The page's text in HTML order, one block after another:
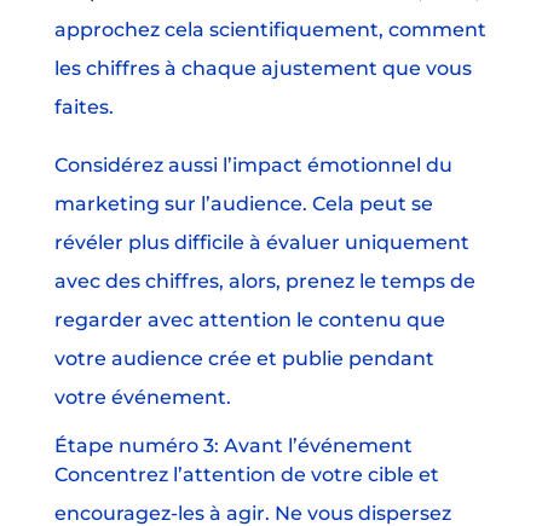
approchez cela scientifiquement, comment
les chiffres à chaque ajustement que vous
faites.
Considérez aussi l’impact émotionnel du
marketing sur l’audience. Cela peut se
révéler plus difficile à évaluer uniquement
avec des chiffres, alors, prenez le temps de
regarder avec attention le contenu que
votre audience crée et publie pendant
votre événement.
Étape numéro 3: Avant l’événement
Concentrez l’attention de votre cible et
encouragez-les à agir. Ne vous dispersez